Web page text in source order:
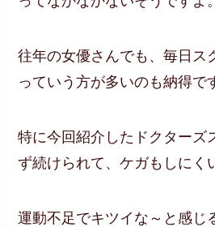
往年の女優さんでも、毎日ス
っていう方が多いのも納得で
特に今回紹介したドクターズ
ず続けられて、ケガもしにく
運動不足でキツイな～と感じ